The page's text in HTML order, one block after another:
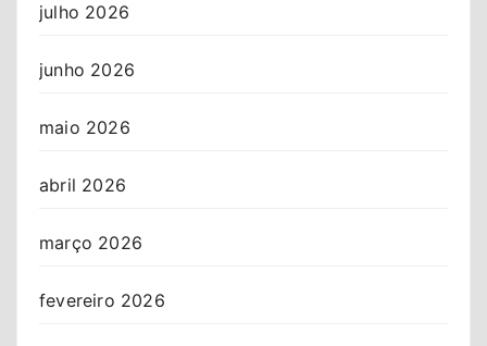
julho 2026
junho 2026
maio 2026
abril 2026
março 2026
fevereiro 2026